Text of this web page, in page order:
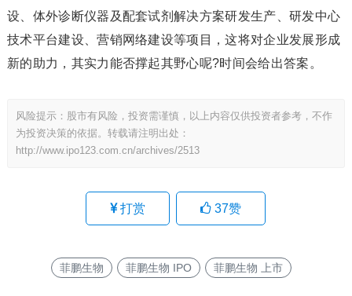
设、体外诊断仪器及配套试剂解决方案研发生产、研发中心
技术平台建设、营销网络建设等项目，这将对企业发展形成
新的助力，其实力能否撑起其野心呢?时间会给出答案。
风险提示：股市有风险，投资需谨慎，以上内容仅供投资者参考，不作
为投资决策的依据。转载请注明出处：
http://www.ipo123.com.cn/archives/2513
打赏 37赞
菲鹏生物 菲鹏生物 IPO 菲鹏生物 上市